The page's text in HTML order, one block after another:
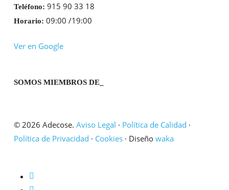
Teléfono: 915 90 33 18
Horario: 09:00 /19:00
Ver en Google
SOMOS MIEMBROS DE_
© 2026 Adecose. Aviso Legal · Política de Calidad ·
Política de Privacidad · Cookies· Diseño waka
twitter